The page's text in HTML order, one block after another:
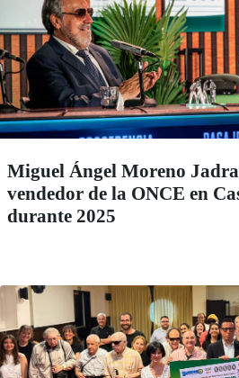
Miguel Ángel Moreno
vendedor de la ONCE en
durante 2025